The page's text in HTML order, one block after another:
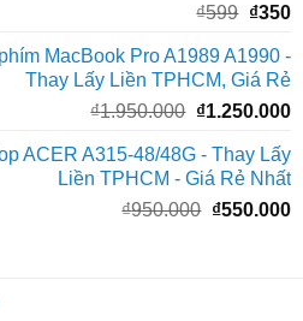
₫599 Giá
là:
₫599.
₫350
MacBook Pro A1989 A1990 -
Thay Lấy Liền TPHCM, Giá Rẻ
₫1.950.000 Giá
là:
₫1.950.000.
₫1.250.000
ACER A315-48/48G - Thay Lấy
Liền TPHCM - Giá Rẻ Nhất
₫950.000 Giá
₫550.000